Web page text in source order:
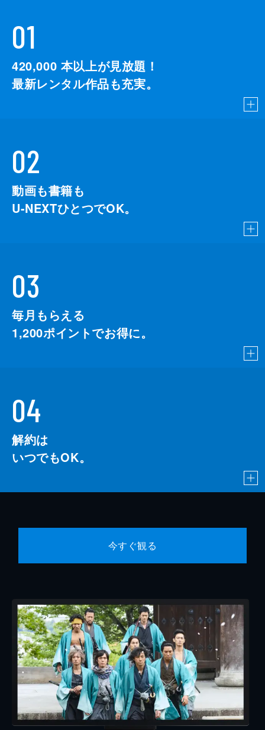
01
420,000 本以上が見放題！
最新レンタル作品も充実。
02
動画も書籍も
U-NEXTひとつでOK。
03
毎月もらえる
1,200ポイントでお得に。
04
解約は
いつでもOK。
今すぐ観る